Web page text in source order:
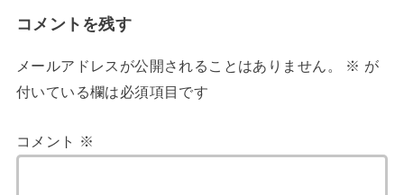
コメントを残す
メールアドレスが公開されることはありません。 ※ が
付いている欄は必須項目です
コメント ※